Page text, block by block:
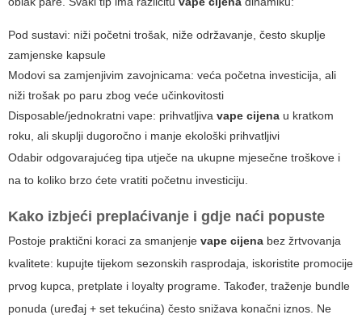
Pod sustavi: niži početni trošak, niže održavanje, često skuplje
zamjenske kapsule
Modovi sa zamjenjivim zavojnicama: veća početna investicija, ali
niži trošak po paru zbog veće učinkovitosti
Disposable/jednokratni vape: prihvatljiva vape cijena u kratkom
roku, ali skuplji dugoročno i manje ekološki prihvatljivi
Odabir odgovarajućeg tipa utječe na ukupne mjesečne troškove i
na to koliko brzo ćete vratiti početnu investiciju.
Kako izbjeći preplaćivanje i gdje naći popuste
Postoje praktični koraci za smanjenje vape cijena bez žrtvovanja
kvalitete: kupujte tijekom sezonskih rasprodaja, iskoristite promocije
prvog kupca, pretplate i loyalty programe. Također, traženje bundle
ponuda (uređaj + set tekućina) često snižava konačni iznos. Ne